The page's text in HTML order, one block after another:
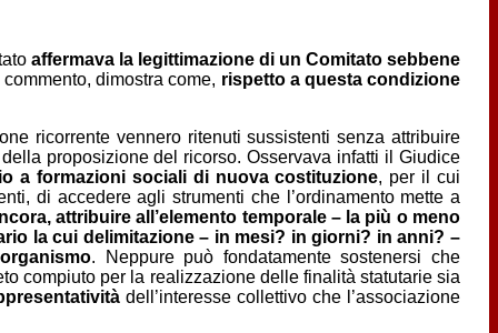
affermava la legittimazione di un Comitato sebbene
dimostra come, rispetto a questa condizione
ricorrente vennero ritenuti sussistenti senza attribuire
proposizione del ricorso. Osservava infatti il Giudice
a formazioni sociali di nuova costituzione, per il cui
di accedere agli strumenti che l’ordinamento mette a
attribuire all’elemento temporale – la più o meno
la cui delimitazione – in mesi? in giorni? in anni? –
. Neppure può fondatamente sostenersi che
compiuto per la realizzazione delle finalità statutarie sia
dell’interesse collettivo che l’associazione